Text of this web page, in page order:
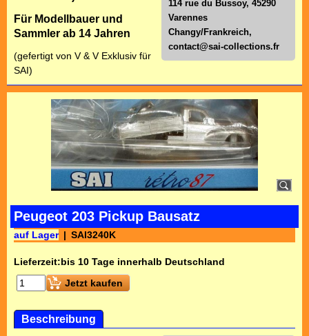
114 rue du Bussoy, 45290
Varennes
Changy/Frankreich,
contact@sai-collections.fr
Für Modellbauer und
Sammler ab 14 Jahren
(gefertigt von V & V Exklusiv für
SAI)
Peugeot 203 Pickup Bausatz
auf Lager SAI3240K
Lieferzeit:bis 10 Tage innerhalb Deutschland
Jetzt kaufen
Beschreibung